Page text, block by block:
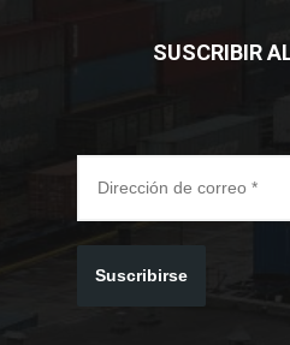
SUSCRIBIR
Suscribirse